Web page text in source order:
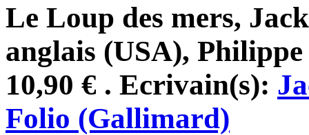
Le Loup des mers,
anglais (USA),
10,90 € . Ecrivain(s):
Folio (Gallimard)